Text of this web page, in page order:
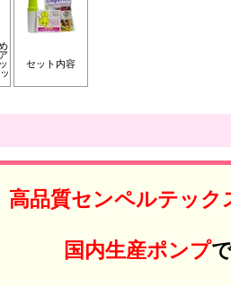
セット内容
高品質センペルテック
国内生産ポンプ